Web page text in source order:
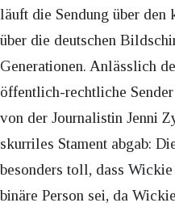
läuft die Sendung über
über die deutschen
Generationen. Anlässlich
öffentlich-rechtliche Sender
von der Journalistin Jenni
skurriles Stament abgab:
besonders toll, dass
binäre Person sei, da